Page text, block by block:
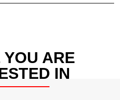
YOU ARE
IN